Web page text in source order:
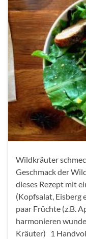
Wildkräuter
Geschmack der
dieses Rezept mit
(Kopfsalat, Eisberg
paar Früchte (z.B.
harmonieren
Kräuter) 1